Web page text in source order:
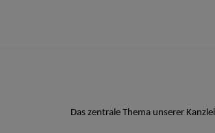
Das zentrale Thema unserer